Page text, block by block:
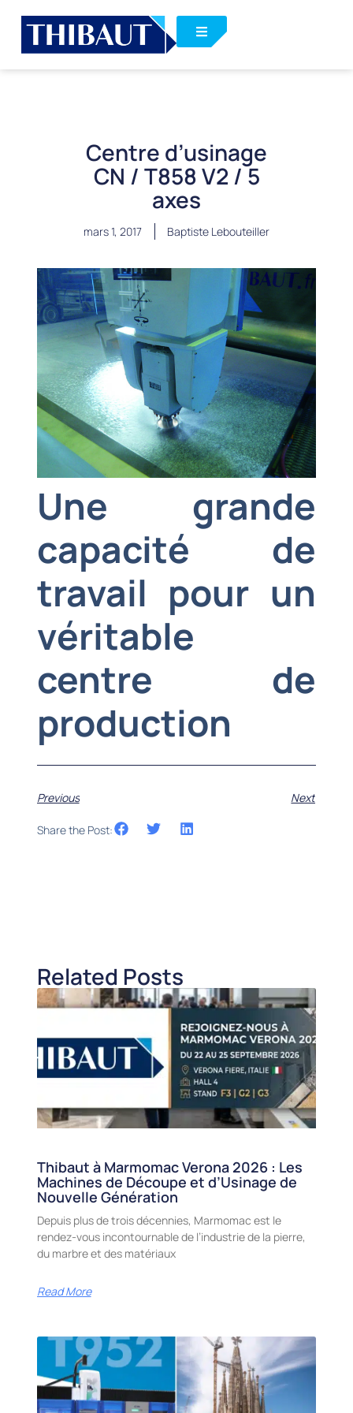
Centre d’usinage
CN / T858 V2 / 5
axes
mars 1, 2017 Baptiste Lebouteiller
Une grande
capacité de
travail pour un
véritable
centre de
production
Previous Next
Share the Post:
Related Posts
Thibaut à Marmomac Verona 2026 : Les
Machines de Découpe et d’Usinage de
Nouvelle Génération
Depuis plus de trois décennies, Marmomac est le
rendez-vous incontournable de l’industrie de la pierre,
du marbre et des matériaux
Read More